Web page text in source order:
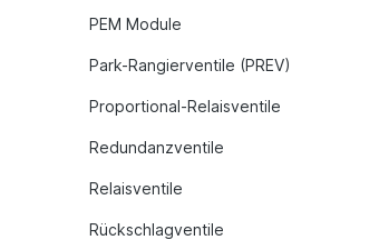
PEM Module
Park-Rangierventile (PREV)
Proportional-Relaisventile
Redundanzventile
Relaisventile
Rückschlagventile